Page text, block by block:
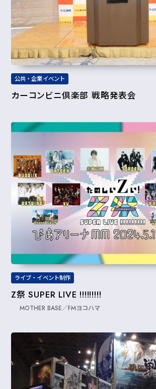
公共・企業イベント
カーコンビニ倶楽部 戦略発表会
ライブ・イベント制作
Z祭 SUPER LIVE !!!!!!!!!
MOTHER BASE／FMヨコハマ